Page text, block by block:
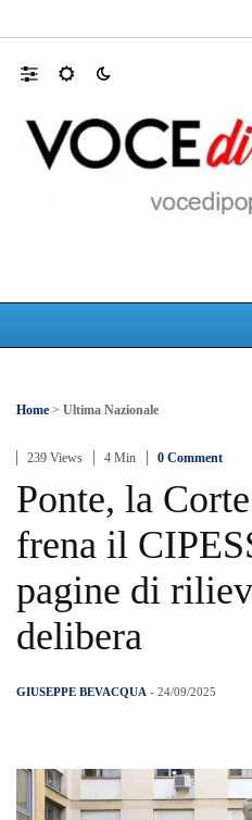
Home > Ultima Nazionale
239 Views 4 Min 0 Comment
Ponte, la
frena il
pagine di
delibera
GIUSEPPE BEVACQUA - 24/09/2025